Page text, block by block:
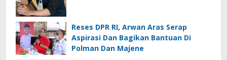
Reses DPR RI, Arwan Aras Serap
Aspirasi Dan Bagikan Bantuan Di
Polman Dan Majene